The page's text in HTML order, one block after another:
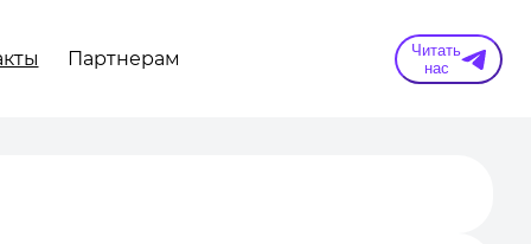
Партнерам
Читать
нас